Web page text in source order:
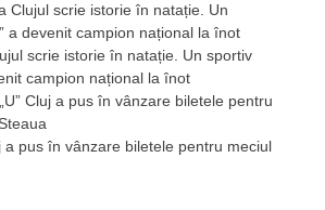
Clujul scrie istorie în natație. Un
a devenit campion național la înot
scrie istorie în natație. Un sportiv
campion național la înot
„U” Cluj a pus în vânzare biletele pentru
a pus în vânzare biletele pentru meciul